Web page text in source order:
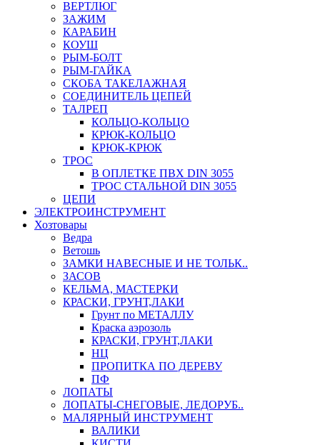
ВЕРТЛЮГ
ЗАЖИМ
КАРАБИН
КОУШ
РЫМ-БОЛТ
РЫМ-ГАЙКА
СКОБА ТАКЕЛАЖНАЯ
СОЕДИНИТЕЛЬ ЦЕПЕЙ
ТАЛРЕП
КОЛЬЦО-КОЛЬЦО
КРЮК-КОЛЬЦО
КРЮК-КРЮК
ТРОС
В ОПЛЕТКЕ ПВХ DIN 3055
ТРОС СТАЛЬНОЙ DIN 3055
ЦЕПИ
ЭЛЕКТРОИНСТРУМЕНТ
Хозтовары
Ведра
Ветошь
ЗАМКИ НАВЕСНЫЕ И НЕ ТОЛЬК..
ЗАСОВ
КЕЛЬМА, МАСТЕРКИ
КРАСКИ, ГРУНТ,ЛАКИ
Грунт по МЕТАЛЛУ
Краска аэрозоль
КРАСКИ, ГРУНТ,ЛАКИ
НЦ
ПРОПИТКА ПО ДЕРЕВУ
ПФ
ЛОПАТЫ
ЛОПАТЫ-СНЕГОВЫЕ, ЛЕДОРУБ..
МАЛЯРНЫЙ ИНСТРУМЕНТ
ВАЛИКИ